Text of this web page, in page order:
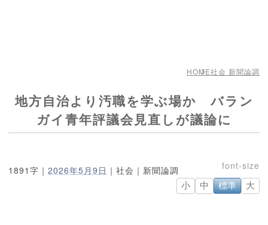
HOME社会 新聞論調
地方自治より汚職を学ぶ場か バラン
ガイ青年評議会見直しが議論に
1891字｜ 2026年5月9日 ｜社会｜新聞論調
小 中 標準 大